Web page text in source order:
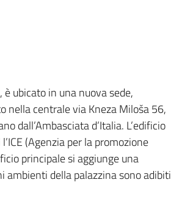
ubicato in una nuova sede,
nella centrale via Kneza Miloša 56,
dall’Ambasciata d’Italia. L’edificio
(Agenzia per la promozione
principale si aggiunge una
ambienti della palazzina sono adibiti